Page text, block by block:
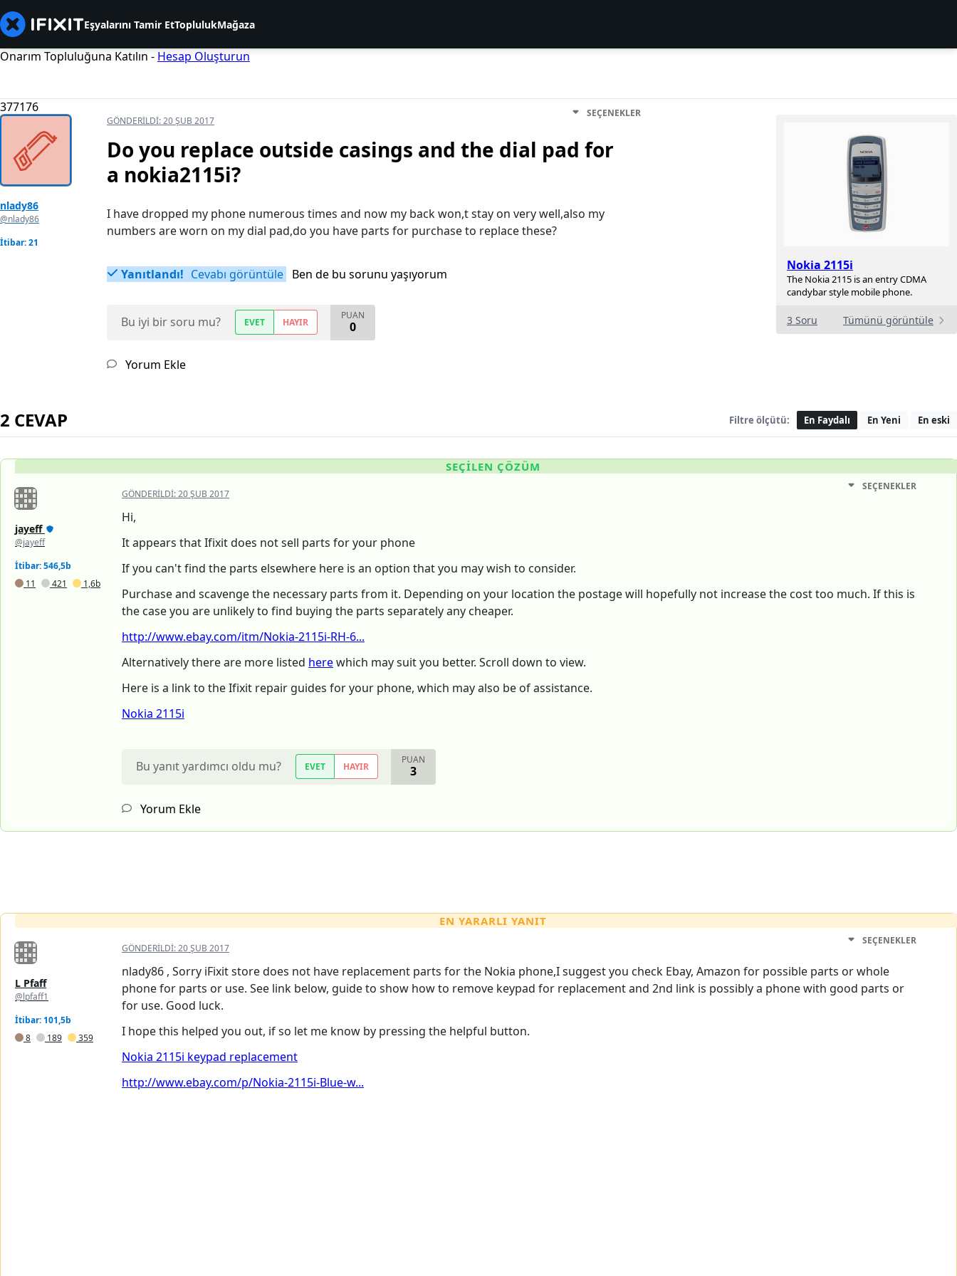
Eşyalarını Tamir EtToplulukMağaza
Onarım Topluluğuna Katılın - Hesap Oluşturun
377176
Nokia 2115i
The Nokia 2115 is an entry CDMA
candybar style mobile phone.
3 Soru Tümünü görüntüle
nlady86
@nlady86
İtibar: 21
GÖNDERILDI:20 ŞUB 2017
SEÇENEKLER
Do you replace outside casings and the dial pad for
a nokia2115i?
I have dropped my phone numerous times and now my back won,t stay on very well,also my
numbers are worn on my dial pad,do you have parts for purchase to replace these?
Yanıtlandı! Cevabı görüntüle Ben de bu sorunu yaşıyorum
Bu iyi bir soru mu? EVET HAYIR
PUAN
0
Yorum Ekle
2 CEVAP Filtre ölçütü: En Faydalı En Yeni En eski
SEÇILEN ÇÖZÜM
jayeff
@jayeff
İtibar: 546,5b
11
421 1,6b
GÖNDERILDI:20 ŞUB 2017
SEÇENEKLER
Hi,
It appears that Ifixit does not sell parts for your phone
If you can't find the parts elsewhere here is an option that you may wish to consider.
Purchase and scavenge the necessary parts from it. Depending on your location the postage will hopefully not increase the cost too much. If this is
the case you are unlikely to find buying the parts separately any cheaper.
http://www.ebay.com/itm/Nokia-2115i-RH-6...
Alternatively there are more listed herewhich may suit you better. Scroll down to view.
Here is a link to the Ifixit repair guides for your phone, which may also be of assistance.
Nokia 2115i
Bu yanıt yardımcı oldu mu? EVET HAYIR
PUAN
3
Yorum Ekle
EN YARARLI YANIT
L Pfaff
@lpfaff1
İtibar: 101,5b
8
189 359
GÖNDERILDI:20 ŞUB 2017
SEÇENEKLER
nlady86 , Sorry iFixit store does not have replacement parts for the Nokia phone,I suggest you check Ebay, Amazon for possible parts or whole
phone for parts or use. See link below, guide to show how to remove keypad for replacement and 2nd link is possibly a phone with good parts or
for use. Good luck.
I hope this helped you out, if so let me know by pressing the helpful button.
Nokia 2115i keypad replacement
http://www.ebay.com/p/Nokia-2115i-Blue-w...